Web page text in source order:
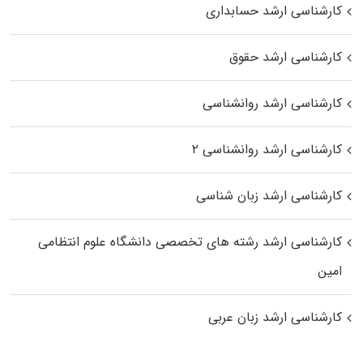
کارشناسی ارشد حسابداری
کارشناسی ارشد حقوق
کارشناسی ارشد روانشناسی
کارشناسی ارشد روانشناسی ۲
کارشناسی ارشد زبان شناسی
کارشناسی ارشد رﺷﺘﻪ ﻫﺎی تخصصی داﻧﺸﮕﺎه ﻋﻠﻮم انتظامی
اﻣﻴﻦ
کارشناسی ارشد زبان عربی